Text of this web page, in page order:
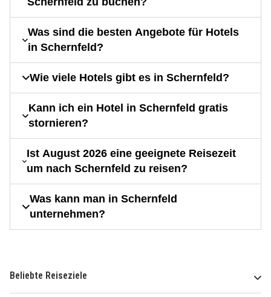
Was sind die besten Angebote für Hotels
in Schernfeld?
Wie viele Hotels gibt es in Schernfeld?
Kann ich ein Hotel in Schernfeld gratis
stornieren?
Ist August 2026 eine geeignete Reisezeit
um nach Schernfeld zu reisen?
Was kann man in Schernfeld
unternehmen?
Beliebte Reiseziele